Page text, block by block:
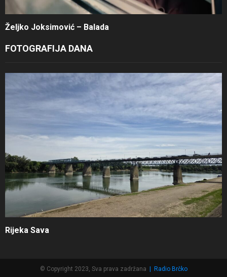
Željko Joksimović – Balada
FOTOGRAFIJA DANA
Rijeka Sava
© Copyright 2023, Sva prava zadržana Radio Brčko